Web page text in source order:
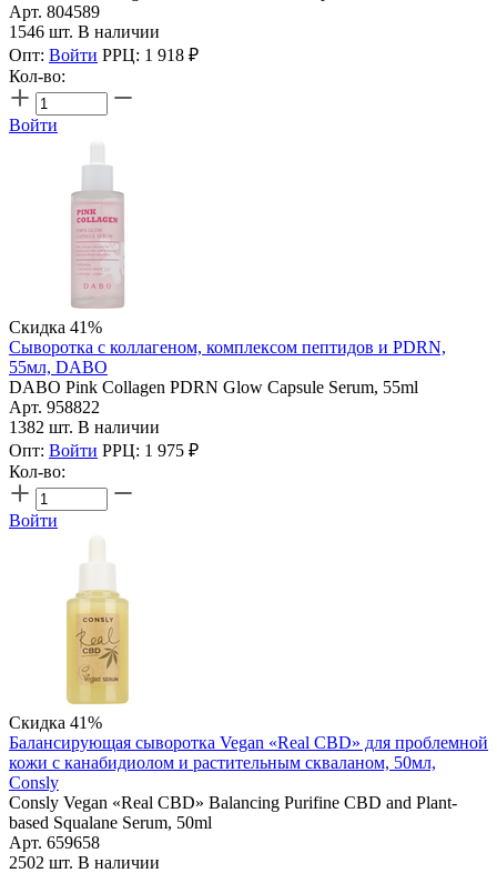
Арт. 804589
1546 шт. В наличии
Опт: Войти РРЦ: 1 918 ₽
Кол-во:
Войти
Скидка 41%
Сыворотка с коллагеном, комплексом пептидов и PDRN,
55мл, DABO
DABO Pink Collagen PDRN Glow Capsule Serum, 55ml
Арт. 958822
1382 шт. В наличии
Опт: Войти РРЦ: 1 975 ₽
Кол-во:
Войти
Скидка 41%
Балансирующая сыворотка Vegan «Real CBD» для проблемной
кожи с канабидиолом и растительным скваланом, 50мл,
Consly
Consly Vegan «Real CBD» Balancing Purifine CBD and Plant-
based Squalane Serum, 50ml
Арт. 659658
2502 шт. В наличии